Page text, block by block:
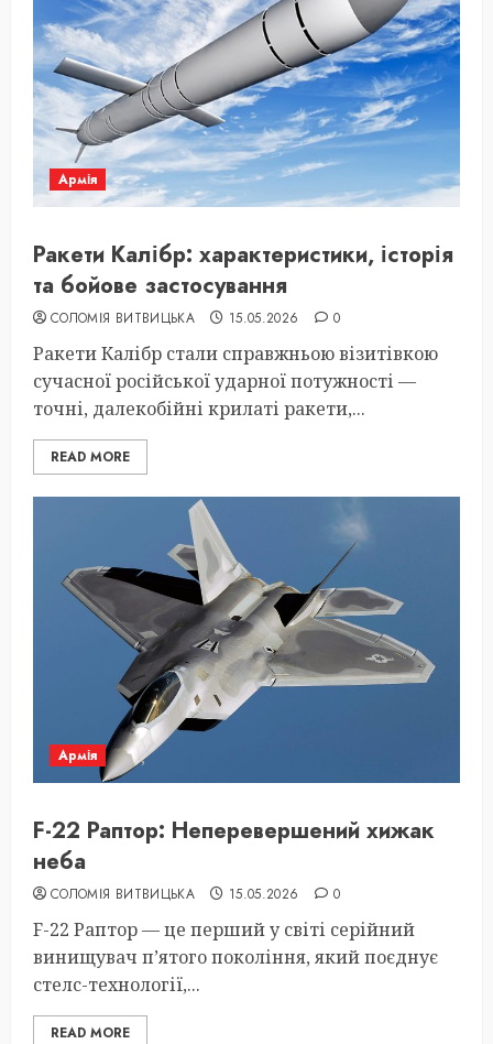
Армія
Ракети Калібр: характеристики, історія
та бойове застосування
СОЛОМІЯ ВИТВИЦЬКА 15.05.2026 0
Ракети Калібр стали справжньою візитівкою
сучасної російської ударної потужності —
точні, далекобійні крилаті ракети,...
READ MORE
Армія
F-22 Раптор: Неперевершений хижак
неба
СОЛОМІЯ ВИТВИЦЬКА 15.05.2026 0
F-22 Раптор — це перший у світі серійний
винищувач п’ятого покоління, який поєднує
стелс-технології,...
READ MORE